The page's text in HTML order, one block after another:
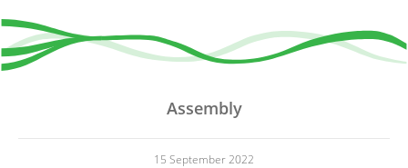
Assembly
15 September 2022